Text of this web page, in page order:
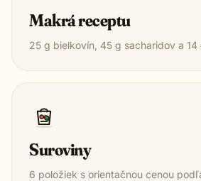
Makrá receptu
25 g bielkovín, 45 g sacharidov a 14
Suroviny
6 položiek s orientačnou cenou